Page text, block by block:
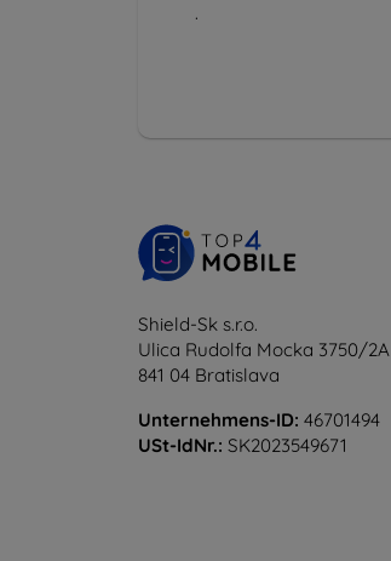
.
Shield-Sk s.r.o.
Ulica Rudolfa Mocka 3750/2A
841 04 Bratislava
Unternehmens-ID: 46701494
USt-IdNr.: SK2023549671